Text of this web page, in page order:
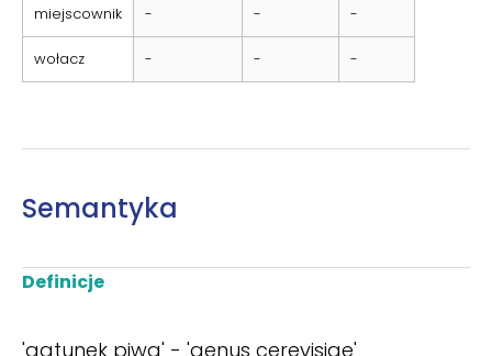
miejscownik - - -
wołacz - - -
Semantyka
Definicje
'gatunek piwa' - 'genus cerevisiae'